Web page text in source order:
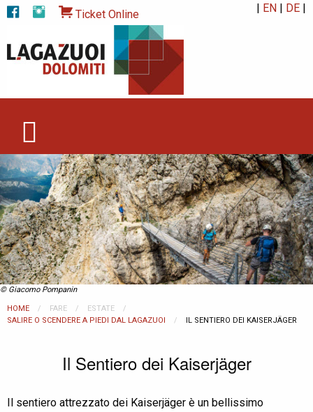
Ticket Online | EN| DE|
© Giacomo Pompanin
HOME FARE
ESTATE
SALIRE O SCENDERE A PIEDI DAL LAGAZUOI
CURRENT:
IL SENTIERO DEI KAISERJÄGER
Il Sentiero dei Kaiserjäger
Il sentiero attrezzato dei Kaiserjäger è un bellissimo